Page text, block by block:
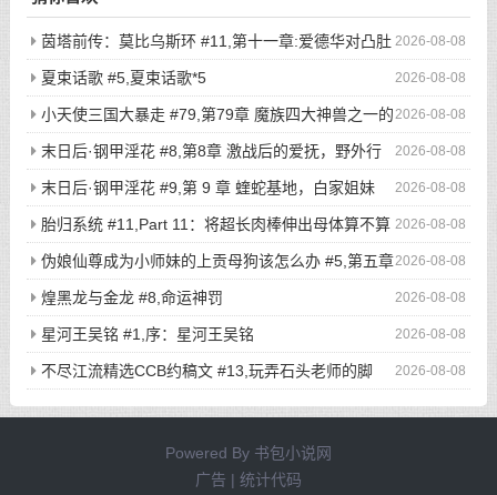
2026-08-08
茵塔前传：莫比乌斯环 #11,第十一章:爱德华对凸肚
脐的温情玩弄，新的冒险启程
2026-08-08
夏束话歌 #5,夏束话歌*5
2026-08-08
小天使三国大暴走 #79,第79章 魔族四大神兽之一的
不死鸟登场，奇葩猎鸡小队被吓的屁滚尿流
2026-08-08
末日后·钢甲淫花 #8,第8章 激战后的爱抚，野外行
走与寸止高潮（2）
2026-08-08
末日后·钢甲淫花 #9,第 9 章 蝰蛇基地，白家姐妹
（1）
2026-08-08
胎归系统 #11,Part 11：将超长肉棒伸出母体算不算
是一种扶她化？
2026-08-08
伪娘仙尊成为小师妹的上贡母狗该怎么办 #5,第五章
驯兽大阵！被刻下奴隶烙印的话，就再也没有翻盘的希望了吧？
2026-08-08
煌黑龙与金龙 #8,命运神罚
2026-08-08
星河王吴铭 #1,序：星河王吴铭
2026-08-08
不尽江流精选CCB约稿文 #13,玩弄石头老师的脚
爪，然后在黑丝爪穴与小穴里面各来一发吧（无偿）
Powered By 书包小说网
广告 | 统计代码